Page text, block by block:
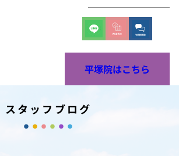
平塚院はこちら
スタッフブログ